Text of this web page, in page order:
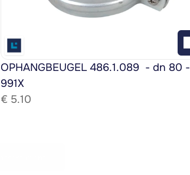
OPHANGBEUGEL 486.1.089  - dn 80 -
991X
€ 5.10